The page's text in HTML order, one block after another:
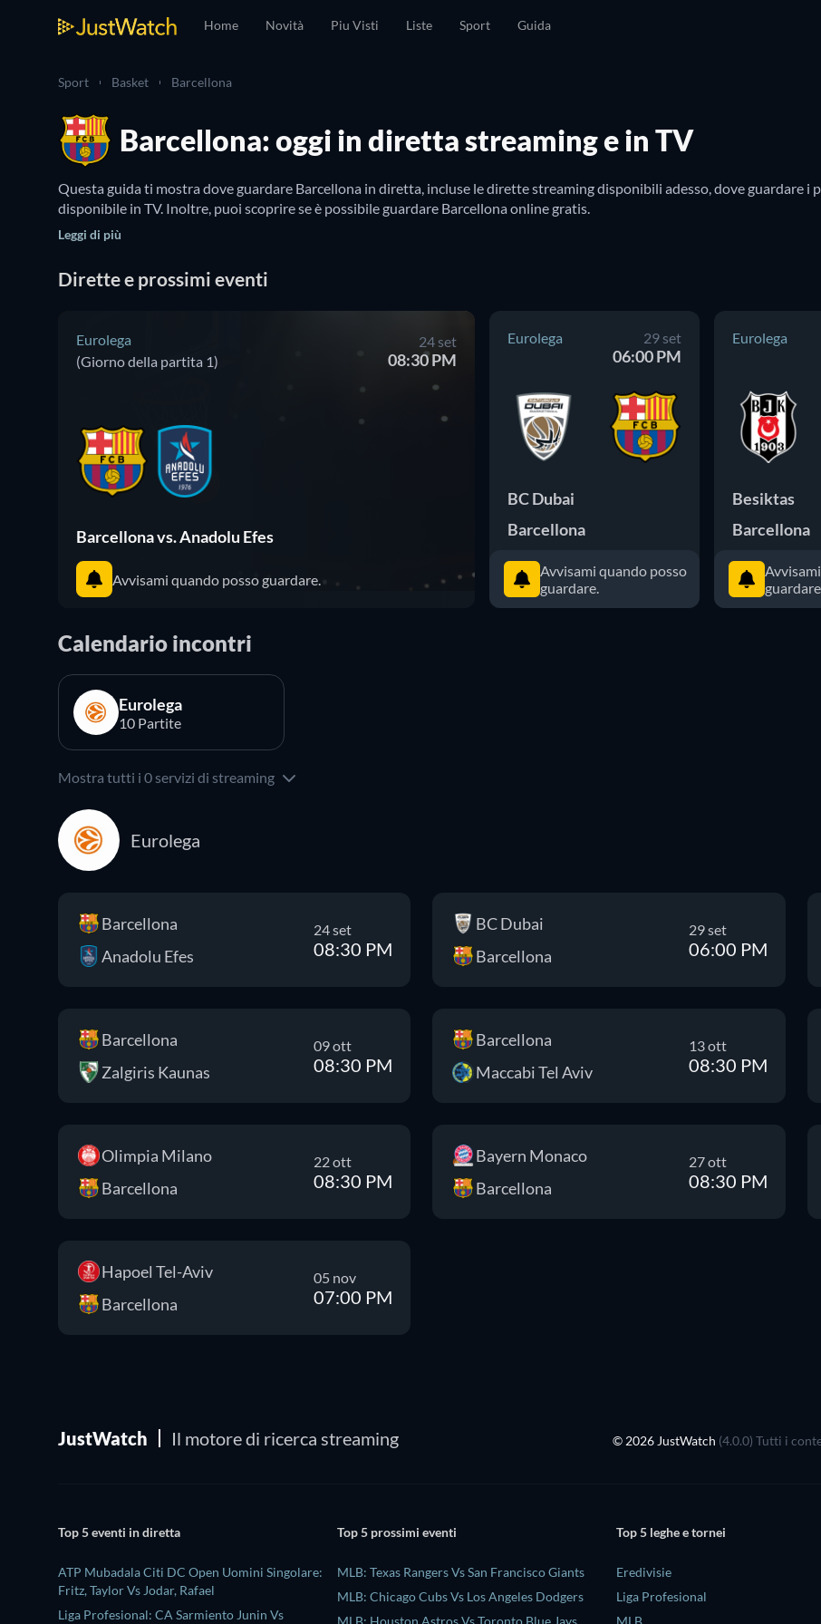
Home Novità Piu Visti Liste Sport Guida
Sport Basket Barcellona
Barcellona: oggi in diretta streaming e in TV
Questa guida ti mostra dove guardare Barcellona in diretta, incluse le dirette streaming disponibili adesso, dove guardare i
disponibile in TV. Inoltre, puoi scoprire se è possibile guardare Barcellona online gratis.
Leggi di più
Dirette e prossimi eventi
Eurolega
(Giorno della partita 1)
24 set
08:30 PM
Barcellona vs. Anadolu Efes
Avvisami quando posso guardare.
Eurolega 29 set
06:00 PM
BC Dubai
Barcellona
Avvisami quando posso
guardare.
Eurolega
Besiktas
Barcellona
Calendario incontri
Eurolega
10 Partite
Mostra tutti i 0 servizi di streaming
Eurolega
Barcellona
Anadolu Efes
24 set
08:30 PM
BC Dubai
Barcellona
29 set
06:00 PM
Barcellona
Zalgiris Kaunas
09 ott
08:30 PM
Barcellona
Maccabi Tel Aviv
13 ott
08:30 PM
Olimpia Milano
Barcellona
22 ott
08:30 PM
Bayern Monaco
Barcellona
27 ott
08:30 PM
Hapoel Tel-Aviv
Barcellona
05 nov
07:00 PM
JustWatch Il motore di ricerca streaming © 2026 JustWatch (4.0.0) Tutti i
Top 5 eventi in diretta
ATP Mubadala Citi DC Open Uomini Singolare:
Fritz, Taylor Vs Jodar, Rafael
Liga Profesional: CA Sarmiento Junin Vs
Top 5 prossimi eventi
MLB: Texas Rangers Vs San Francisco Giants
MLB: Chicago Cubs Vs Los Angeles Dodgers
MLB: Houston Astros Vs Toronto Blue Jays
Top 5 leghe e tornei
Eredivisie
Liga Profesional
MLB